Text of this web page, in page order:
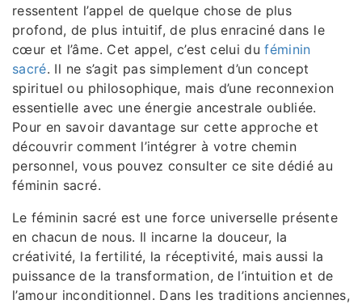
ressentent l’appel de quelque chose de plus
profond, de plus intuitif, de plus enraciné dans le
cœur et l’âme. Cet appel, c’est celui duféminin
sacré. Il ne s’agit pas simplement d’un concept
spirituel ou philosophique, mais d’une reconnexion
essentielle avec une énergie ancestrale oubliée.
Pour en savoir davantage sur cette approche et
découvrir comment l’intégrer à votre chemin
personnel, vous pouvez consulter ce site dédié au
féminin sacré.
Le féminin sacré est une force universelle présente
en chacun de nous. Il incarne la douceur, la
créativité, la fertilité, la réceptivité, mais aussi la
puissance de la transformation, de l’intuition et de
l’amour inconditionnel. Dans les traditions anciennes,